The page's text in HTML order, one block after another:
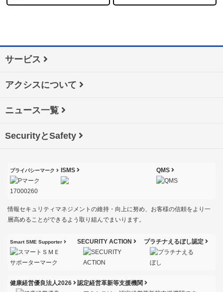
サービス
アクシスについて
ニュース一覧
SecurityとSafety
プライバシーマーク ISMS QMS
情報セキュリティマネジメントの維持・向上に努め、お客様の信頼をより一
層高めることができるよう取り組んでまいります。
Smart SME Supporter SECURITY ACTION プラチナえるぼし認定
健康経営優良法人2026
認定経営革新等支援機関